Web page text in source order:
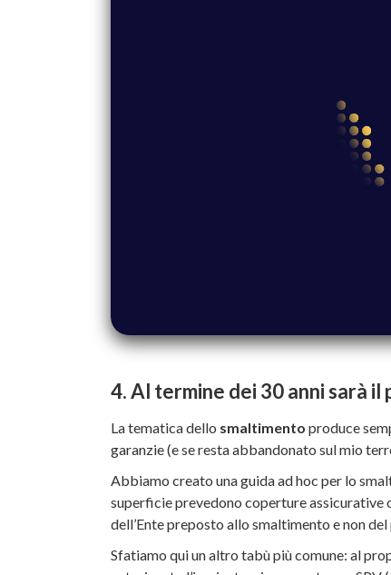
4. Al termine dei 30 anni sarà
La tematica dello smaltimento produce
garanzie (e se resta abbandonato sul mio
Abbiamo creato una guida ad hoc per lo
superficie prevedono coperture assicurative
dell’Ente preposto allo smaltimento e non
Sfatiamo qui un altro tabù più comune: al